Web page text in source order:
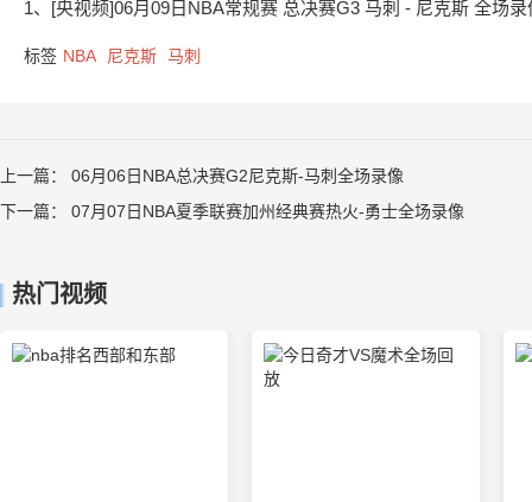
1、[央视频]06月09日NBA常规赛 总决赛G3 马刺 - 尼克斯 全场录
标签 NBA 尼克斯 马刺
上一篇： 06月06日NBA总决赛G2尼克斯-马刺全场录像
下一篇： 07月07日NBA夏季联赛加州经典赛热火-勇士全场录像
热门视频